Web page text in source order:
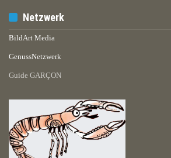
Netzwerk
BildArt Media
GenussNetzwerk
Guide GARÇON